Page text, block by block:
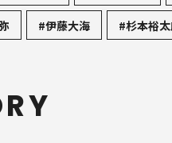
#伊藤大海 #杉本裕